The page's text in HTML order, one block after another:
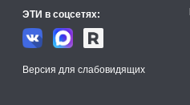
ЭТИ в соцсетях:
Версия для слабовидящих